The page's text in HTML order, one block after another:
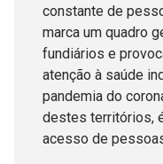
constante de
marca um quadro
fundiários e
atenção à saúde
pandemia do
destes territórios,
acesso de